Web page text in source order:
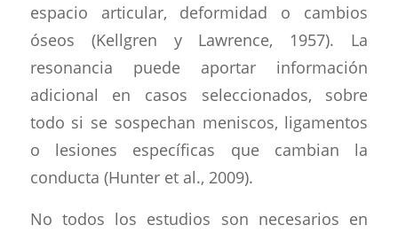
espacio articular, deformidad o cambios
óseos (Kellgren y Lawrence, 1957). La
resonancia puede aportar información
adicional en casos seleccionados, sobre
todo si se sospechan meniscos, ligamentos
o lesiones específicas que cambian la
conducta (Hunter et al., 2009).
No todos los estudios son necesarios en